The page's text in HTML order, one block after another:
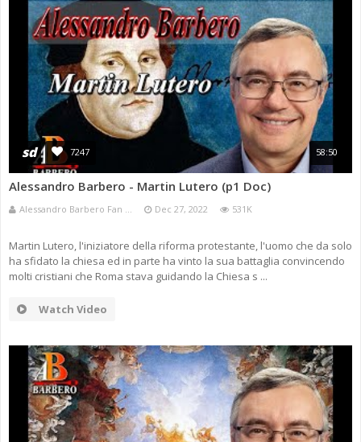
sd 7247 58:50
Alessandro Barbero - Martin Lutero (p1 Doc)
Alessandro Barbero Fan ... Dec 27, 2022 531K
Martin Lutero, l'iniziatore della riforma protestante, l'uomo che da solo
ha sfidato la chiesa ed in parte ha vinto la sua battaglia convincendo
molti cristiani che Roma stava guidando la Chiesa s ...
Watch Video